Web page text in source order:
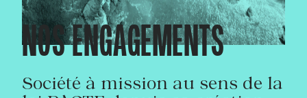
NOS ENGAGEMENTS
Société à mission au sens de la